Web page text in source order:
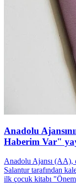
Anadolu
Haberim Var"
Anadolu Ajansı (AA),
Salantur tarafından
ilk çocuk kitabı